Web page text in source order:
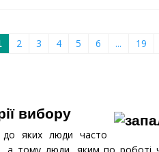
вибору
до яких люди часто
2 3 4 5 6 ... 19